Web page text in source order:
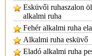
Esküvői ruhaszalon
alkalmi ruha
Fehér alkalmi ruha
Alkalmi ruha esküvő
Eladó alkalmi ruha